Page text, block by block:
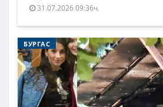
31.07.2026 09:36ч.
БУРГАС